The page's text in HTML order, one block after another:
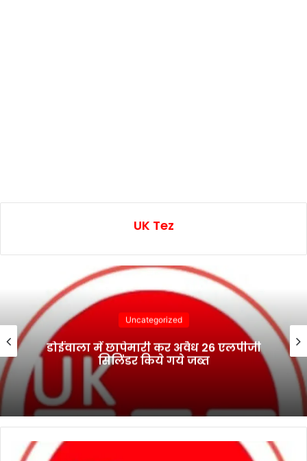
UK Tez
Uncategorized
डोईवाला में छापेमारी कर अवैध 26 एलपीजी
सिलिंडर किये गये जब्त